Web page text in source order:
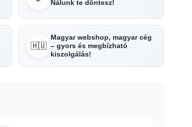
Nálunk te döntesz!
🇭🇺
Magyar webshop, magyar cég
– gyors és megbízható
kiszolgálás!